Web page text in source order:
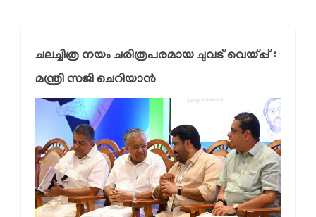
ചലച്ചിത്ര നയം ചരിത്രപരമായ ചുവട് വെയ്പ്പ് :
മന്ത്രി സജി ചെറിയാൻ